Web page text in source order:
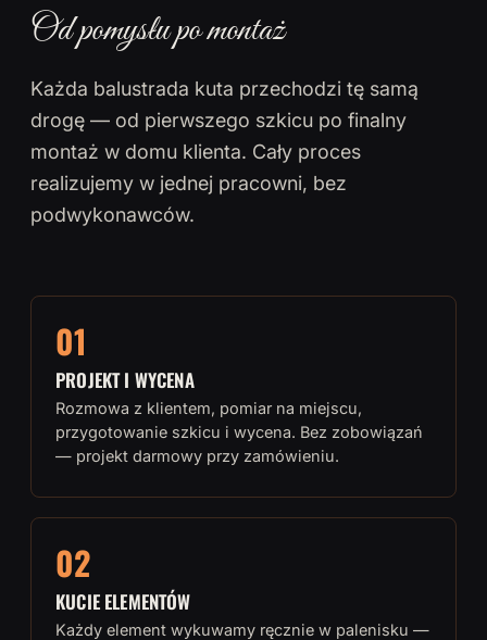
Od pomysłu po montaż
Każda balustrada kuta przechodzi tę samą
drogę — od pierwszego szkicu po finalny
montaż w domu klienta. Cały proces
realizujemy w jednej pracowni, bez
podwykonawców.
01
PROJEKT I WYCENA
Rozmowa z klientem, pomiar na miejscu,
przygotowanie szkicu i wycena. Bez zobowiązań
— projekt darmowy przy zamówieniu.
02
KUCIE ELEMENTÓW
Każdy element wykuwamy ręcznie w palenisku —